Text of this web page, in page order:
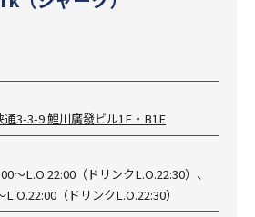
3-3-9 鯉川廣發ビル1F・B1F
～L.O.22:00（ドリンクL.O.22:30）、
（ドリンクL.O.22:30）